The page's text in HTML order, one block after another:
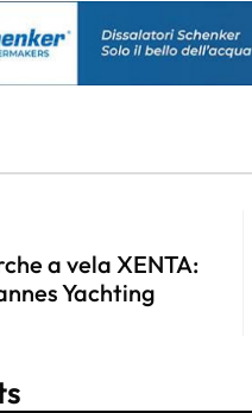
a vela XENTA:
Yachting